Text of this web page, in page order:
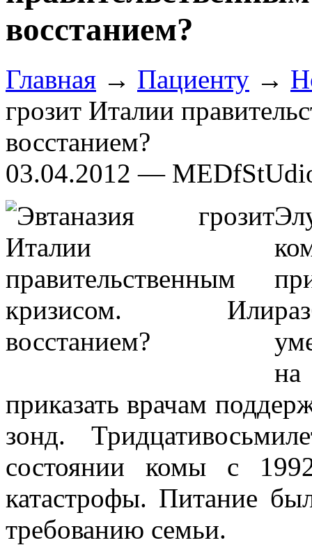
восстанием?
Главная → Пациенту →
грозит Италии
восстанием?
03.04.2012 —
на
приказать врачам
зонд.
состоянии комы с
катастрофы. Питание
требованию семьи.